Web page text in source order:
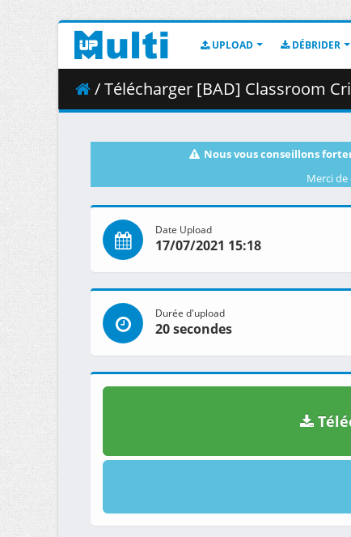
UPLOAD DÉBRIDER
/ Télécharger [BAD] Classroom Crisis -
Nous vous conseillons
Merci
Date Upload
17/07/2021 15:18
Durée d'upload
20 secondes